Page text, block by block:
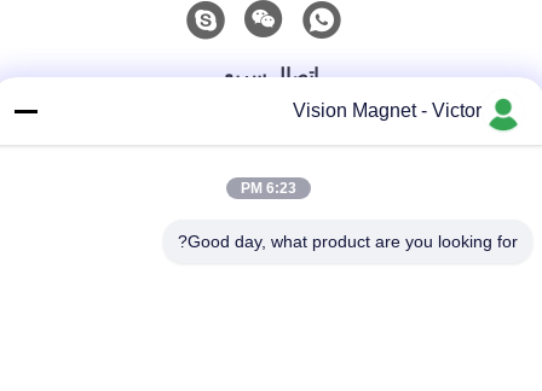
اتصال سريع
الهاتف
marketing@vision-moulding.com
Vision Magnet - Victor
6:23 PM
Good day, what product are you looking for?